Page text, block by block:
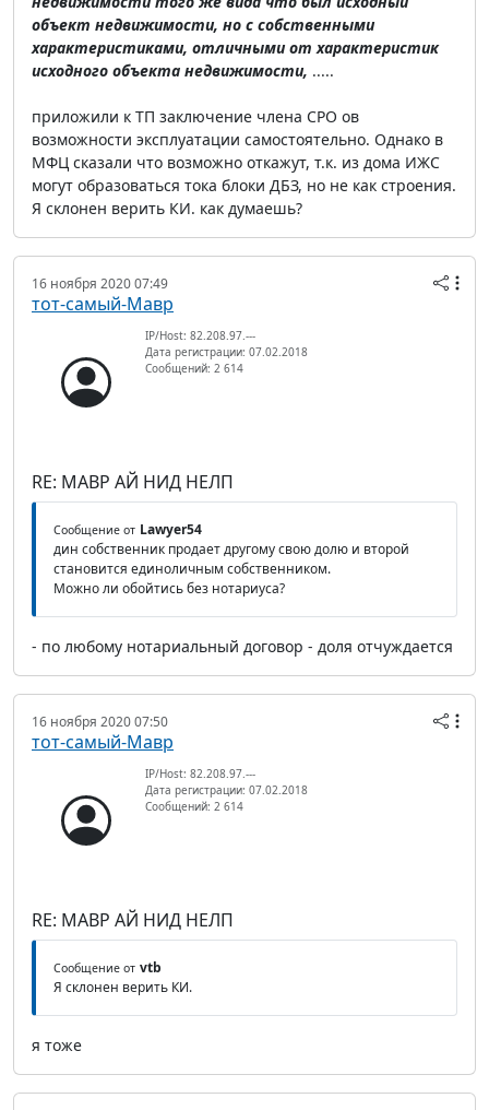
объект недвижимости, но с собственными
характеристиками, отличными от характеристик
исходного объекта недвижимости, .....
приложили к ТП заключение члена СРО ов
возможности эксплуатации самостоятельно. Однако в
МФЦ сказали что возможно откажут, т.к. из дома ИЖС
могут образоваться тока блоки ДБЗ, но не как строения.
Я склонен верить КИ. как думаешь?
16 ноября 2020 07:49
тот-самый-Мавр
IP/Host: 82.208.97.---
Дата регистрации: 07.02.2018
Сообщений: 2 614
RE: МАВР АЙ НИД НЕЛП
Сообщение от Lawyer54
дин собственник продает другому свою долю и второй
становится единоличным собственником.
Можно ли обойтись без нотариуса?
- по любому нотариальный договор - доля отчуждается
16 ноября 2020 07:50
тот-самый-Мавр
IP/Host: 82.208.97.---
Дата регистрации: 07.02.2018
Сообщений: 2 614
RE: МАВР АЙ НИД НЕЛП
Сообщение от vtb
Я склонен верить КИ.
я тоже